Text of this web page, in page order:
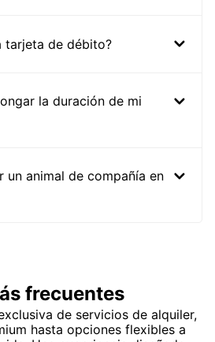
tarjeta de débito?
la duración de mi
un animal de compañía en
frecuentes
de servicios de alquiler,
hasta opciones flexibles a